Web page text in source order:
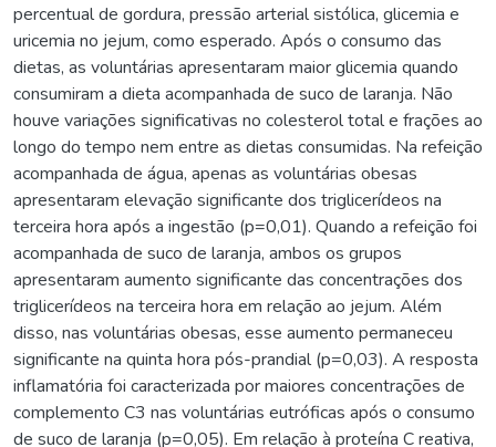
percentual de gordura, pressão arterial sistólica, glicemia e
uricemia no jejum, como esperado. Após o consumo das
dietas, as voluntárias apresentaram maior glicemia quando
consumiram a dieta acompanhada de suco de laranja. Não
houve variações significativas no colesterol total e frações ao
longo do tempo nem entre as dietas consumidas. Na refeição
acompanhada de água, apenas as voluntárias obesas
apresentaram elevação significante dos triglicerídeos na
terceira hora após a ingestão (p=0,01). Quando a refeição foi
acompanhada de suco de laranja, ambos os grupos
apresentaram aumento significante das concentrações dos
triglicerídeos na terceira hora em relação ao jejum. Além
disso, nas voluntárias obesas, esse aumento permaneceu
significante na quinta hora pós-prandial (p=0,03). A resposta
inflamatória foi caracterizada por maiores concentrações de
complemento C3 nas voluntárias eutróficas após o consumo
de suco de laranja (p=0,05). Em relação à proteína C reativa,